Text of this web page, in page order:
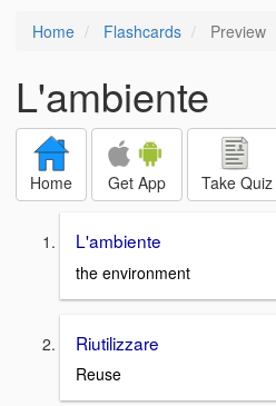
Home Flashcards Preview
L'ambiente
Home Get App Take Quiz
L'ambiente
the environment
Riutilizzare
Reuse